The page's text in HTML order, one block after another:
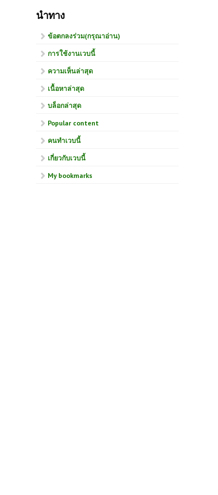
นำทาง
ข้อตกลงร่วม(กรุณาอ่าน)
การใช้งานเวบนี้
ความเห็นล่าสุด
เนื้อหาล่าสุด
บล็อกล่าสุด
Popular content
คนทำเวบนี้
เกี่ยวกับเวบนี้
My bookmarks